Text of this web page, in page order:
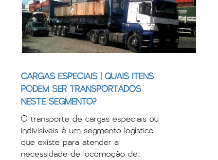
CARGAS ESPECIAIS | QUAIS ITENS
PODEM SER TRANSPORTADOS
NESTE SEGMENTO?
O transporte de cargas especiais ou
indivisíveis é um segmento logístico
que existe para atender a
necessidade de locomoção de...